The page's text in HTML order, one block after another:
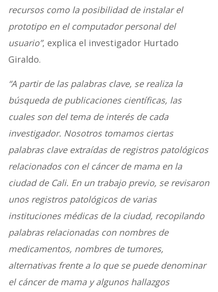
recursos como la posibilidad de instalar el
prototipo en el computador personal del
usuario”, explica el investigador Hurtado
Giraldo.
“A partir de las palabras clave, se realiza la
búsqueda de publicaciones científicas, las
cuales son del tema de interés de cada
investigador. Nosotros tomamos ciertas
palabras clave extraídas de registros patológicos
relacionados con el cáncer de mama en la
ciudad de Cali. En un trabajo previo, se revisaron
unos registros patológicos de varias
instituciones médicas de la ciudad, recopilando
palabras relacionadas con nombres de
medicamentos, nombres de tumores,
alternativas frente a lo que se puede denominar
el cáncer de mama y algunos hallazgos